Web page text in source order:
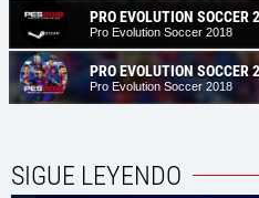
PRO EVOLUTION SOCCER
Pro Evolution Soccer 2018
PRO EVOLUTION SOCCER
Pro Evolution Soccer 2018
SIGUE LEYENDO